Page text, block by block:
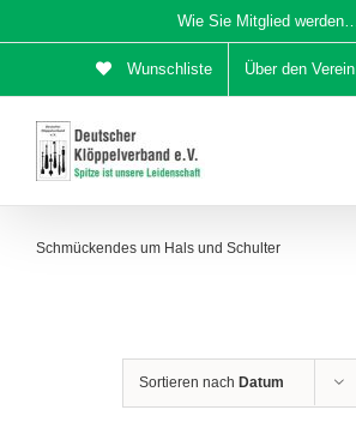
Inhalt
Wie Sie Mitglied werden…
Wunschliste Über den Verein
Schmückendes um Hals und Schulter
Sortieren nach Datum